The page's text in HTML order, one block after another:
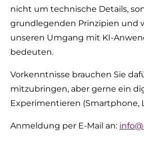
nicht um technische Details,
grundlegenden Prinzipien und
unseren Umgang mit KI-
bedeuten.
Vorkenntnisse brauchen Sie
mitzubringen, aber gerne ein
Experimentieren (Smartphone,
Anmeldung per E-Mail an: